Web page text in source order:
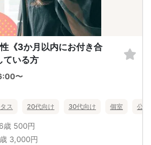
《3か月以内にお付き合
ている方
〜
ス 20代向け 30代向け 個室 公
歳 500円
3,000円